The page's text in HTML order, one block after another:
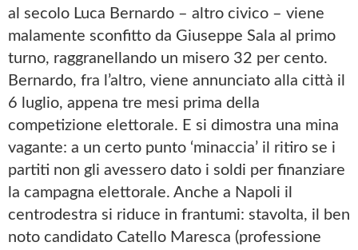
al secolo Luca Bernardo – altro civico – viene
malamente sconfitto da Giuseppe Sala al primo
turno, raggranellando un misero 32 per cento.
Bernardo, fra l’altro, viene annunciato alla città il
6 luglio, appena tre mesi prima della
competizione elettorale. E si dimostra una mina
vagante: a un certo punto ‘minaccia’ il ritiro se i
partiti non gli avessero dato i soldi per finanziare
la campagna elettorale. Anche a Napoli il
centrodestra si riduce in frantumi: stavolta, il ben
noto candidato Catello Maresca (professione